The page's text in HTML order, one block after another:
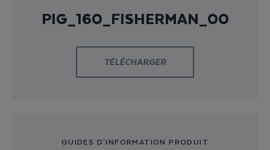
PIG_160_FISHERMAN_00
TÉLÉCHARGER
GUIDES D'INFORMATION PRODUIT